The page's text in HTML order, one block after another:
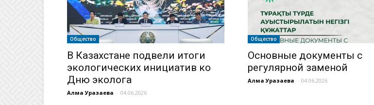
Общество
В Казахстане подвели итоги
экологических инициатив ко
Дню эколога
Алма Уразаева - 04.06.2026
Общество
Основные документы с
регулярной заменой
Алма Уразаева - 04.06.2026